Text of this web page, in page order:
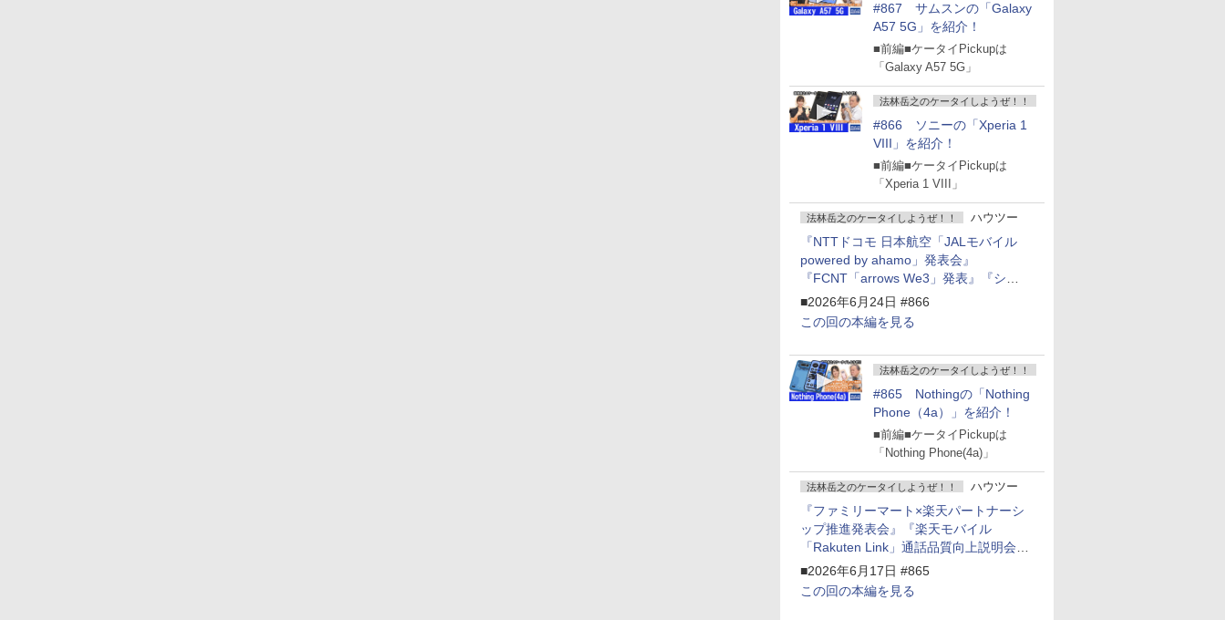
#867 サムスンの「Galaxy
A57 5G」を紹介！
■前編■ケータイPickupは
「Galaxy A57 5G」
法林岳之のケータイしようぜ！！
#866 ソニーの「Xperia 1
VIII」を紹介！
■前編■ケータイPickupは
「Xperia 1 VIII」
法林岳之のケータイしようぜ！！ ハウツー
『NTTドコモ 日本航空「JALモバイル
powered by ahamo」発表会』
『FCNT「arrows We3」発表』『シャ
ープ 新製品発表会』
■2026年6月24日 #866
この回の本編を見る
法林岳之のケータイしようぜ！！
#865 Nothingの「Nothing
Phone（4a）」を紹介！
■前編■ケータイPickupは
「Nothing Phone(4a)」
法林岳之のケータイしようぜ！！ ハウツー
『ファミリーマート×楽天パートナーシ
ップ推進発表会』『楽天モバイル
「Rakuten Link」通話品質向上説明会』
『Google Storeを今年夏、東京・表参道
にオープン』『KDDI ローソン「ハッピ
ーローソンタウン池田伏尾台店」オープ
■2026年6月17日 #865
この回の本編を見る